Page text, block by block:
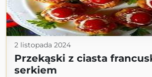
2 listopada 2024
Przekąski z ciasta
serkiem